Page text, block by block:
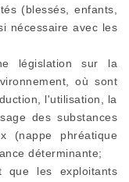
(blessés, enfants,
nécessaire avec les
législation sur la
où sont
l'utilisation, la
des substances
(nappe phréatique
déterminante;
les exploitants